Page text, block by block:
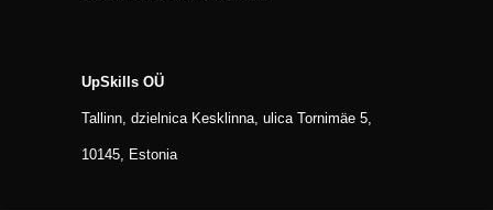
UpSkills OÜ
Tallinn, dzielnica Kesklinna, ulica Tornimäe 5,
10145, Estonia